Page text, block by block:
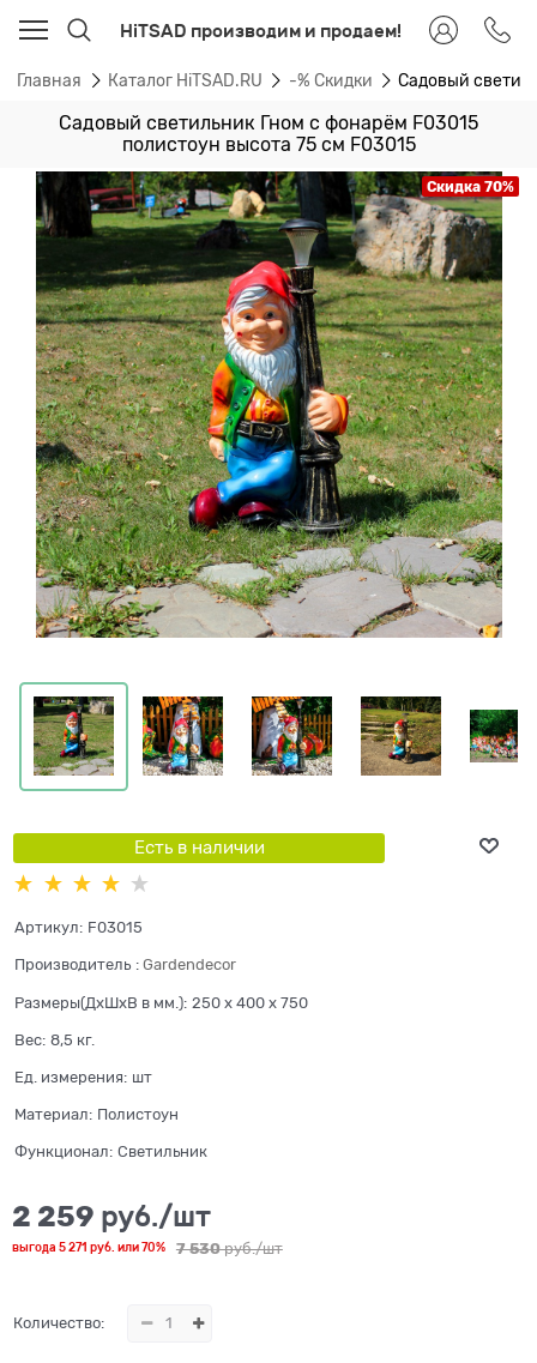
HiTSAD производим и продаем!
Главная Каталог HiTSAD.RU -% Скидки Садовый
Садовый светильник Гном с фонарём F03015
полистоун высота 75 см F03015
Скидка 70%
Есть в наличии
Артикул: F03015
Производитель : Gardendecor
Размеры(ДхШхВ в мм.): 250 x 400 x 750
Вес: 8,5 кг.
Ед. измерения: шт
Материал: Полистоун
Функционал: Светильник
7 530 руб./шт
2 259 руб./шт
выгода 5 271 руб. или70%
Количество: